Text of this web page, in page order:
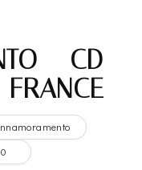
– CD